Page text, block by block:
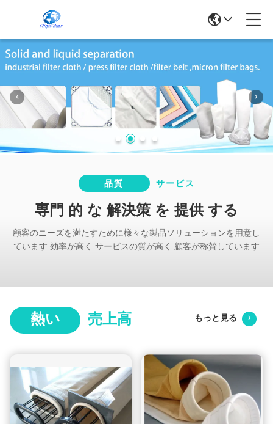
品質 サービス
専門 的 な 解決策 を 提供 する
顧客のニーズを満たすために様々な製品ソリューションを用意し
ています 効率が高く サービスの質が高く 顧客が称賛しています
熱い 売上高 もっと見る